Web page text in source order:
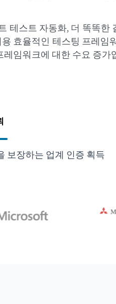
테스트 자동화, 더 똑똑
효율적인 테스팅 프레
레임워크에 대한 수요 증가
보장하는 업계 인증 획득